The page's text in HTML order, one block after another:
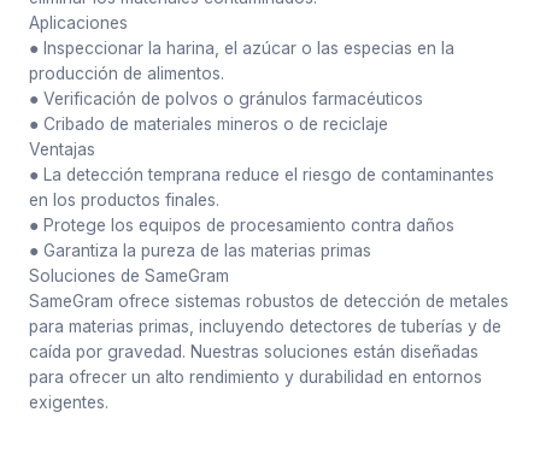
Aplicaciones
● Inspeccionar la harina, el azúcar o las especias en la
producción de alimentos.
● Verificación de polvos o gránulos farmacéuticos
● Cribado de materiales mineros o de reciclaje
Ventajas
● La detección temprana reduce el riesgo de contaminantes
en los productos finales.
● Protege los equipos de procesamiento contra daños
● Garantiza la pureza de las materias primas
Soluciones de SameGram
SameGram ofrece sistemas robustos de detección de metales
para materias primas, incluyendo detectores de tuberías y de
caída por gravedad. Nuestras soluciones están diseñadas
para ofrecer un alto rendimiento y durabilidad en entornos
exigentes.